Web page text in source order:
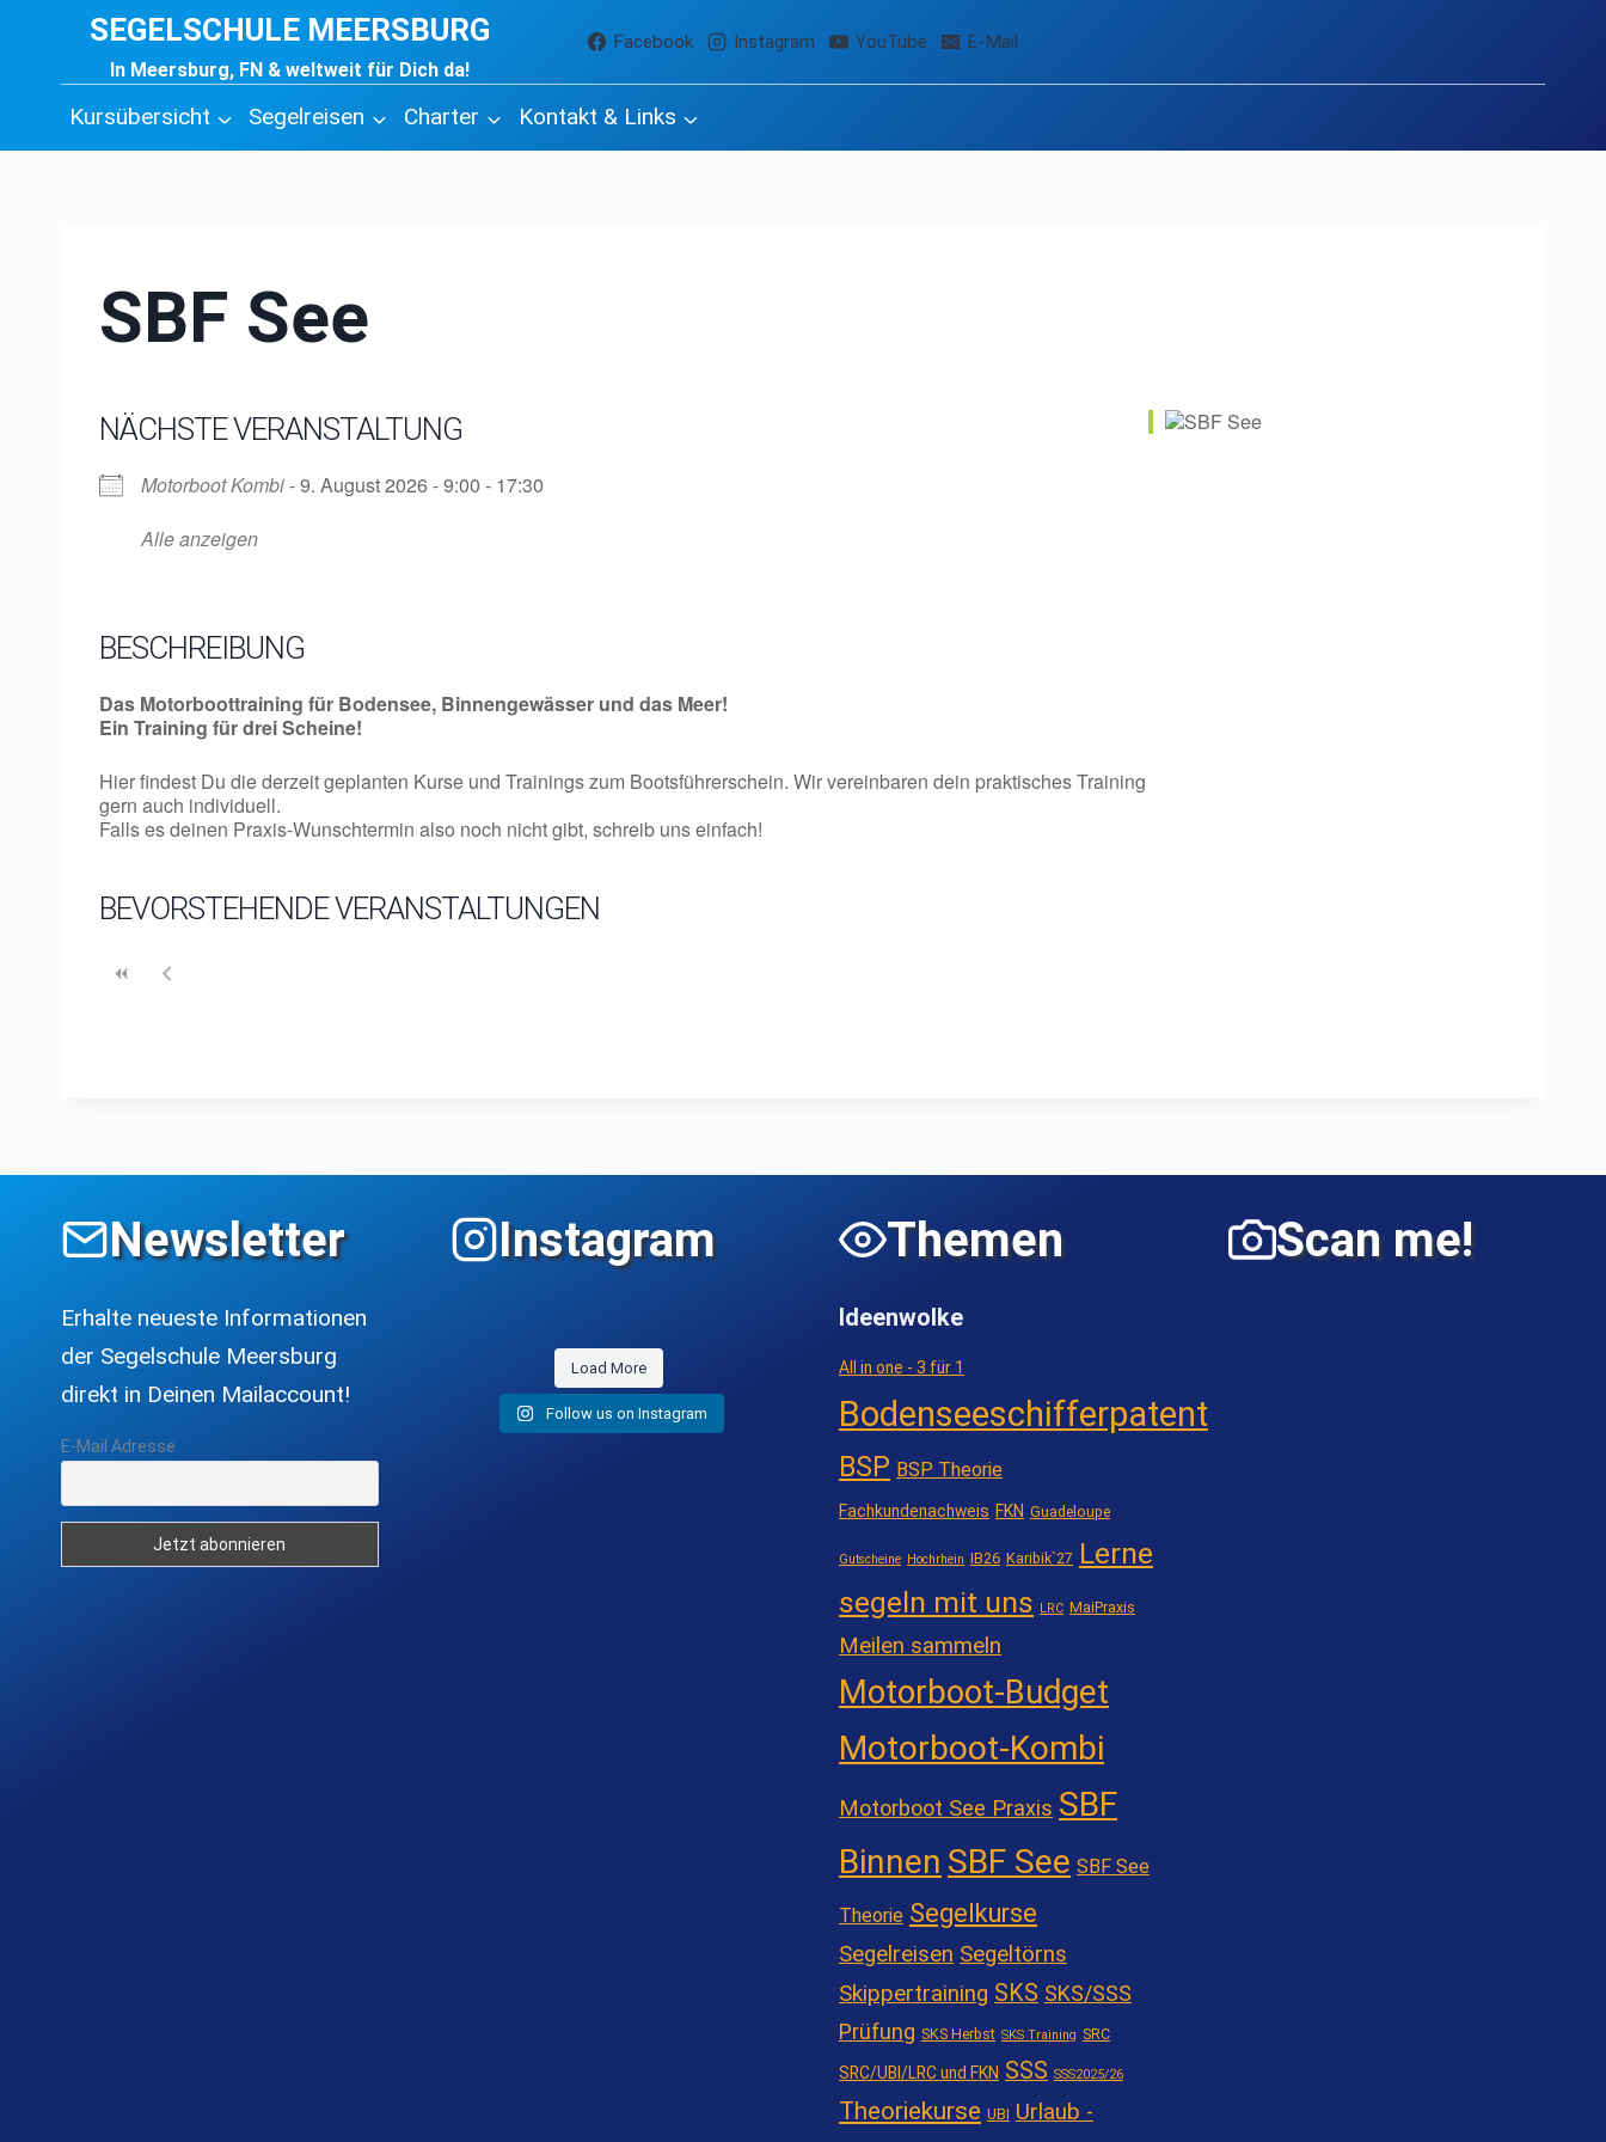
springen
SEGELSCHULE MEERSBURG
In Meersburg, FN & weltweit für Dich da!
Facebook Instagram YouTube E-Mail
Kursübersicht Segelreisen Charter Kontakt & Links
SBF See
NÄCHSTE VERANSTALTUNG
Motorboot Kombi- 9. August 2026 - 9:00 - 17:30
Alle anzeigen
BESCHREIBUNG
Das Motorboottraining für Bodensee, Binnengewässer und das Meer!
Ein Training für drei Scheine!
Hier findest Du die derzeit geplanten Kurse und Trainings zum Bootsführerschein. Wir vereinbaren dein praktisches Training
gern auch individuell.
Falls es deinen Praxis-Wunschtermin also noch nicht gibt, schreib uns einfach!
BEVORSTEHENDE VERANSTALTUNGEN
Newsletter
Erhalte neueste Informationen
der Segelschule Meersburg
direkt in Deinen Mailaccount!
E-Mail Adresse
Instagram
Load More
Follow us on Instagram
Themen
Ideenwolke
All in one - 3 für 1
Bodenseeschifferpatent
BSP BSP Theorie
Fachkundenachweis FKN Guadeloupe
Gutscheine Hochrhein IB26 Karibik`27 Lerne
segeln mit uns
LRC MaiPraxis
Meilen sammeln
Motorboot-Budget
Motorboot-Kombi
Motorboot See Praxis SBF
Binnen SBF See SBF See
Theorie Segelkurse
Segelreisen Segeltörns
Skippertraining SKS SKS/SSS
Prüfung SKS Herbst SKS Training SRC
SRC/UBI/LRC und FKN SSS SSS2025/26
Theoriekurse UBI Urlaub -
Scan me!